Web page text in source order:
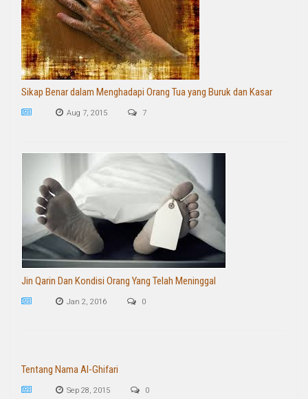
Sikap Benar dalam Menghadapi Orang Tua yang Buruk dan Kasar
Aug 7, 2015 7
Jin Qarin Dan Kondisi Orang Yang Telah Meninggal
Jan 2, 2016 0
Tentang Nama Al-Ghifari
Sep 28, 2015 0